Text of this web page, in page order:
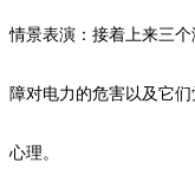
情景表演：接着上来三
障对电力的危害以及它
心理。